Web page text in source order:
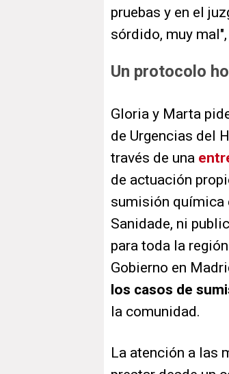
pruebas y en el
sórdido, muy
Un protocolo
Gloria y Marta
de Urgencias del
través de una
de actuación
sumisión química
Sanidade, ni
para toda la
Gobierno en
los casos de
la comunidad.
La atención a las